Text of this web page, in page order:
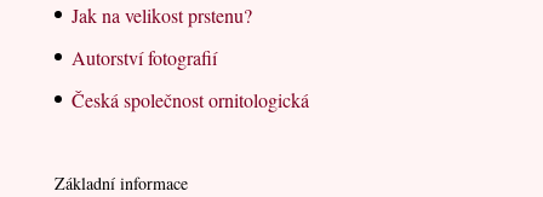
Jak na velikost prstenu?
Autorství fotografií
Česká společnost ornitologická
Základní informace